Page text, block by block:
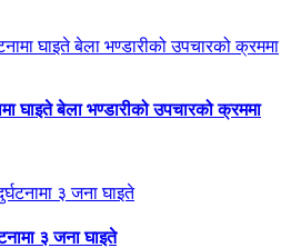
घाइते बेला भण्डारीको उपचारको क्रममा
३ जना घाइते